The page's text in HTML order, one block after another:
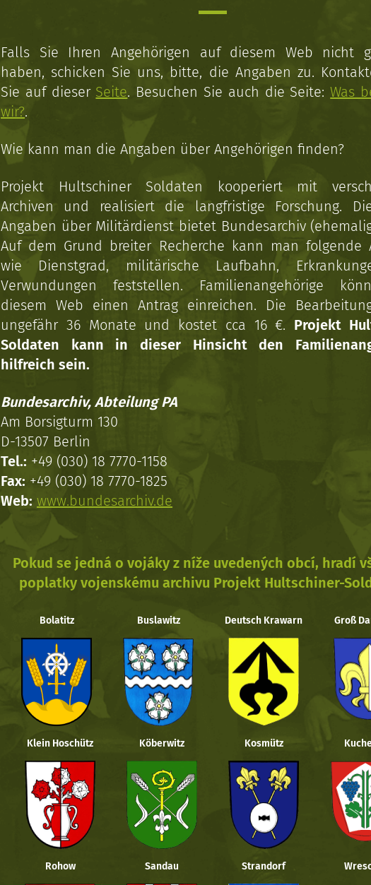
Falls Sie Ihren Angehörigen auf diesem Web nicht
haben, schicken Sie uns, bitte, die Angaben zu.
Sie auf dieser Seite. Besuchen Sie auch die Seite:Was
wir?.
Wie kann man die Angaben über Angehörigen finden?
Projekt Hultschiner Soldaten kooperiert mit
Archiven und realisiert die langfristige Forschung.
Angaben über Militärdienst bietet Bundesarchiv
Auf dem Grund breiter Recherche kann man folgende
wie Dienstgrad, militärische Laufbahn,
Verwundungen feststellen. Familienangehörige
diesem Web einen Antrag einreichen. Die
ungefähr 36 Monate und kostet cca 16 €. Projekt
Soldaten kann in dieser Hinsicht den
hilfreich sein.
Bundesarchiv, Abteilung PA
Am Borsigturm 130
D-13507 Berlin
Tel.: +49 (030) 18 7770-1158
Fax: +49 (030) 18 7770-1825
Web: www.bundesarchiv.de
Pokud se jedná o vojáky z níže uvedených obcí, hradí
poplatky vojenskému archivu Projekt Hultschiner-
Bolatitz Buslawitz Deutsch Krawarn Groß
Klein Hoschütz Köberwitz Kosmütz
Rohow Sandau Strandorf